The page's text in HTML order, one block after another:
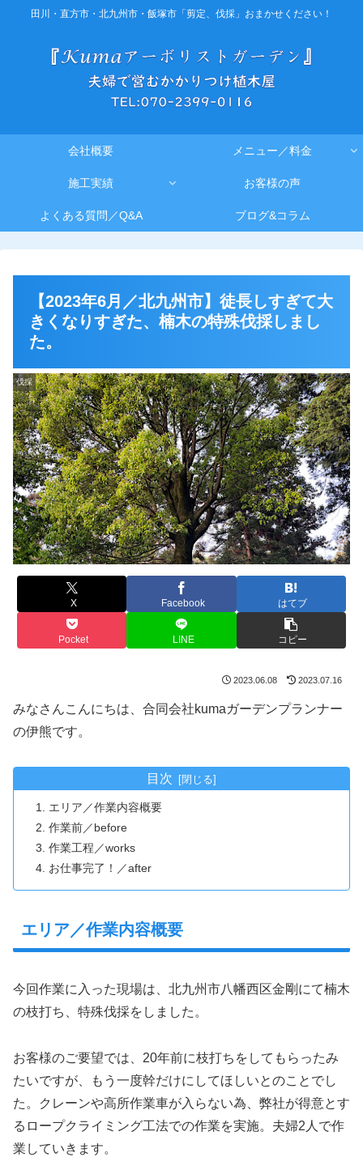
田川・直方市・北九州市・飯塚市「剪定、伐採」おまかせください！
会社概要 メニュー／料金
施工実績 お客様の声
よくある質問／Q&A ブログ&コラム
【2023年6月／北九州市】徒長しすぎて大
きくなりすぎた、楠木の特殊伐採しまし
た。
伐採
X Facebook はてブ
Pocket LINE コピー
2023.06.08 2023.07.16
みなさんこんにちは、合同会社kumaガーデンプランナー
の伊熊です。
目次
エリア／作業内容概要
作業前／before
作業工程／works
お仕事完了！／after
エリア／作業内容概要
今回作業に入った現場は、北九州市八幡西区金剛にて楠木
の枝打ち、特殊伐採をしました。
お客様のご要望では、20年前に枝打ちをしてもらったみ
たいですが、もう一度幹だけにしてほしいとのことでし
た。クレーンや高所作業車が入らない為、弊社が得意とす
るロープクライミング工法での作業を実施。夫婦2人で作
業していきます。